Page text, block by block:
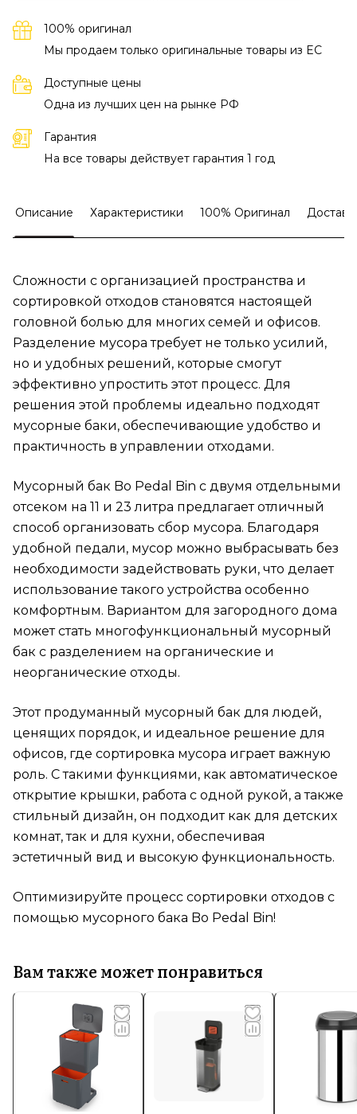
100% оригинал
Мы продаем только оригинальные товары из EC
Доступные цены
Одна из лучших цен на рынке РФ
Гарантия
На все товары действует гарантия 1 год
Описание Характеристики 100% Оригинал
Сложности с организацией пространства и
сортировкой отходов становятся настоящей
головной болью для многих семей и офисов.
Разделение мусора требует не только усилий,
но и удобных решений, которые смогут
эффективно упростить этот процесс. Для
решения этой проблемы идеально подходят
мусорные баки, обеспечивающие удобство и
практичность в управлении отходами.
Мусорный бак Bo Pedal Bin с двумя отдельными
отсеком на 11 и 23 литра предлагает отличный
способ организовать сбор мусора. Благодаря
удобной педали, мусор можно выбрасывать без
необходимости задействовать руки, что делает
использование такого устройства особенно
комфортным. Вариантом для загородного дома
может стать многофункциональный мусорный
бак с разделением на органические и
неорганические отходы.
Этот продуманный мусорный бак для людей,
ценящих порядок, и идеальное решение для
офисов, где сортировка мусора играет важную
роль. С такими функциями, как автоматическое
открытие крышки, работа с одной рукой, а также
стильный дизайн, он подходит как для детских
комнат, так и для кухни, обеспечивая
эстетичный вид и высокую функциональность.
Оптимизируйте процесс сортировки отходов с
помощью мусорного бака Bo Pedal Bin!
Вам также может понравиться